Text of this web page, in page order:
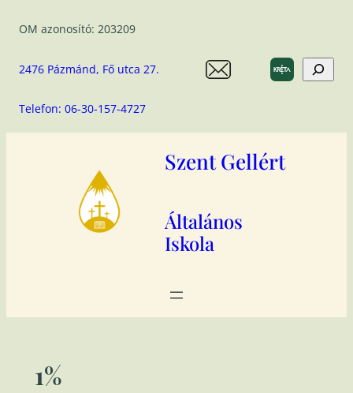
OM azonosító: 203209
2476 Pázmánd, Fő utca 27.
Telefon: 06-30-157-4727
Search
Szent Gellért
Általános
Iskola
1%